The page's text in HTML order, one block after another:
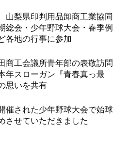
山梨県印判用品卸商工業協同
総会・少年野球大会・春季例
各地の行事に参加
商工会議所青年部の表敬訪問
年スローガン『青春真っ最
思いを共有
催された少年野球大会で始球
させていただきました